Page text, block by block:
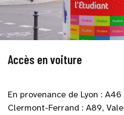
Accès en voiture
En provenance de Lyon :
Clermont-Ferrand : A89,